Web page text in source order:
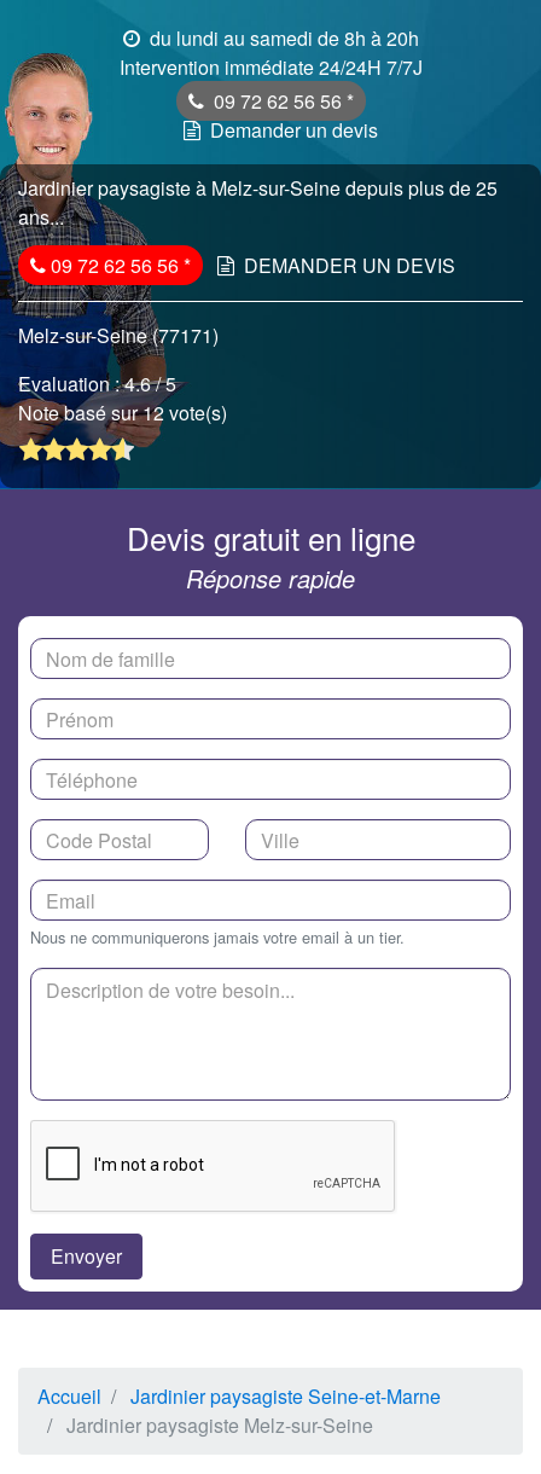
du lundi au samedi de 8h à 20h
Intervention immédiate 24/24H 7/7J
09 72 62 56 56 *
Demander un devis
Jardinier paysagiste à Melz-sur-Seine depuis plus de 25
ans...
09 72 62 56 56* DEMANDER UN DEVIS
Melz-sur-Seine (77171)
Evaluation :4.6/ 5
Note basé sur 12 vote(s)
Devis gratuit en ligne
Réponse rapide
Nous ne communiquerons jamais votre email à un tier.
Accueil
Jardinier paysagiste Seine-et-Marne
Jardinier paysagiste Melz-sur-Seine